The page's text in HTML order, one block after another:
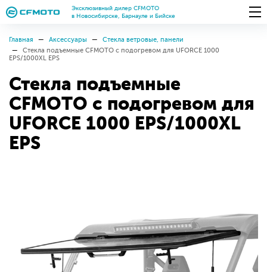
Эксклюзивный дилер CFMOTO
в Новосибирске, Барнауле и Бийске
Главная Аксессуары
Стекла ветровые, панели
Стекла подъемные CFMOTO с подогревом для UFORCE 1000
EPS/1000XL EPS
Стекла подъемные
CFMOTO с подогревом для
UFORCE 1000 EPS/1000XL
EPS